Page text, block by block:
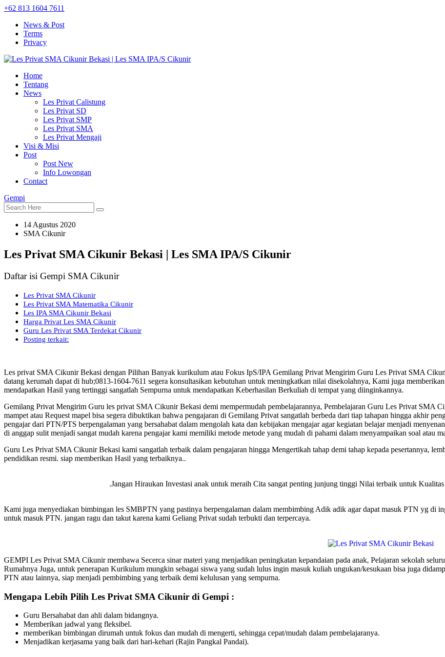
+62 813 1604 7611
News & Post
Terms
Privacy
Home
Tentang
News
Les Privat Calistung
Les Privat SD
Les Privat SMP
Les Privat SMA
Les Privat Mengaji
Visi & Misi
Post
Post New
Info Lowongan
Contact
Gempi
14 Agustus 2020
SMA Cikunir
Les Privat SMA Cikunir Bekasi | Les SMA IPA/S Cikunir
Daftar isi Gempi SMA Cikunir
Les Privat SMA Cikunir
Les Privat SMA Matematika Cikunir
Les IPA SMA Cikunir Bekasi
Harga Privat Les SMA Cikunir
Guru Les Privat SMA Terdekat Cikunir
Posting terkait:
Les privat SMA Cikunir Bekasi dengan Pilihan Banyak kurikulum atau Fokus IpS/IPA Gemilang Privat Mengirim Guru Les Privat SMA
datang kerumah dapat di hub;0813-1604-7611 segera konsultasikan kebutuhan untuk meningkatkan nilai disekolahnya, Kami juga
mendapatkan Hasil yang tertinggi sangatlah Sempurna untuk mendapatkan Keberhasilan Berkuliah di tempat yang diinginkannya.
Gemilang Privat Mengirim Guru les privat SMA Cikunir Bekasi demi mempermudah pembelajarannya, Pembelajaran Guru Les Privat SMA
mampet atau Request mapel bisa segera dibuktikan bahwa pengajaran di Gemilang Privat sangatlah berbeda dari tiap tahapan hingga akhir
pengajar dari PTN/PTS berpengalaman yang bersahabat dalam mengolah kata dan kebijakan mengajar agar kegiatan belajar menjadi
di anggap sulit menjadi sangat mudah karena pengajar kami memiliki metode metode yang mudah di pahami dalam menyampaikan soal atau
Guru Les Privat SMA Cikunir Bekasi kami sangatlah terbaik dalam pengajaran hingga Mengertikah tahap demi tahap kepada pesertannya,
pendidikan resmi. siap memberikan Hasil yang terbaiknya..
.Jangan Hiraukan Investasi anak untuk meraih Cita sangat penting junjung tinggi Nilai terbaik untuk
Kami juga menyediakan bimbingan les SMBPTN yang pastinya berpengalaman dalam membimbing Adik adik agar dapat masuk PTN yg di
untuk masuk PTN. jangan ragu dan takut karena kami Geliang Privat sudah terbukti dan terpercaya.
GEMPI Les Privat SMA Cikunir membawa Secerca sinar materi yang menjadikan peningkatan kepandaian pada anak, Pelajaran sekolah
Rumahnya Juga, untuk penerapan Kurikulum mungkin sebagai siswa yang sudah lulus ingin masuk kuliah ungukan/kesukaan bisa juga
PTN atau lainnya, siap menjadi pembimbing yang terbaik demi kelulusan yang sempurna.
Mengapa Lebih Pilih Les Privat SMA Cikunir di Gempi :
Guru Bersahabat dan ahli dalam bidangnya.
Memberikan jadwal yang fleksibel.
memberikan bimbingan dirumah untuk fokus dan mudah di mengerti, sehingga cepat/mudah dalam pembelajaranya.
Menjadikan kerjasama yang baik dari hari-kehari (Rajin Pangkal Pandai).